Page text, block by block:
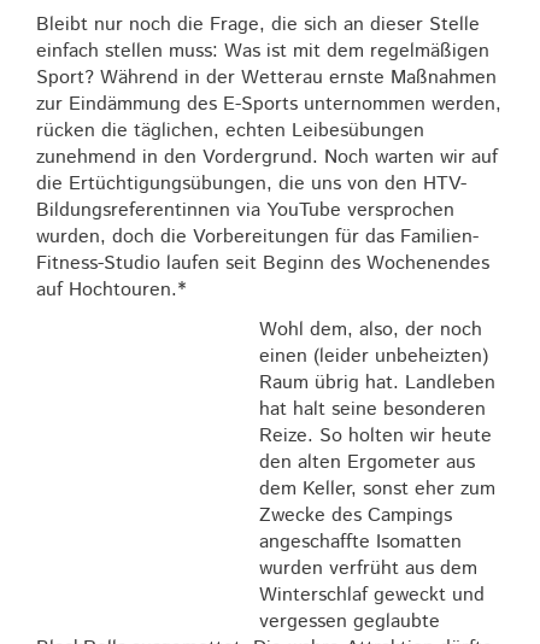
Bleibt nur noch die Frage, die sich an dieser Stelle
einfach stellen muss: Was ist mit dem regelmäßigen
Sport? Während in der Wetterau ernste Maßnahmen
zur Eindämmung des E-Sports unternommen werden,
rücken die täglichen, echten Leibesübungen
zunehmend in den Vordergrund. Noch warten wir auf
die Ertüchtigungsübungen, die uns von den HTV-
Bildungsreferentinnen via YouTube versprochen
wurden, doch die Vorbereitungen für das Familien-
Fitness-Studio laufen seit Beginn des Wochenendes
auf Hochtouren.*
Wohl dem, also, der noch
einen (leider unbeheizten)
Raum übrig hat. Landleben
hat halt seine besonderen
Reize. So holten wir heute
den alten Ergometer aus
dem Keller, sonst eher zum
Zwecke des Campings
angeschaffte Isomatten
wurden verfrüht aus dem
Winterschlaf geweckt und
vergessen geglaubte